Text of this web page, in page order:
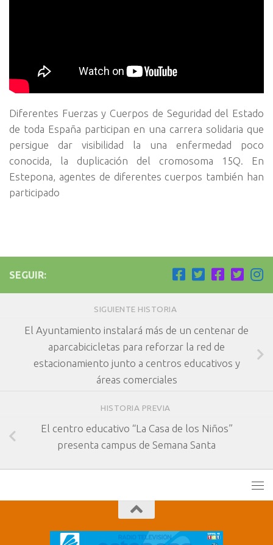
Diferentes Fuerzas y Cuerpos de Seguridad del Estado
de toda España participan en una carrera solidaria que
persigue dar visibilidad la una enfermedad poco
conocida, la duplicación del cromosoma 15Q. En
Estepona, agentes de diferentes cuerpos también han
participado
SEGUIR:
SIGUIENTE HISTORIA
El Ayuntamiento instalará más de un centenar de
aparcabicicletas para reforzar la red de
estacionamiento junto a centros educativos y
áreas comerciales
HISTORIA PREVIA
El centro educativo “La Casa de los Niños”
presenta campus de Semana Santa